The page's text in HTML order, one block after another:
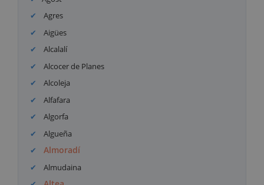
Agres
Aigües
Alcalalí
Alcocer de Planes
Alcoleja
Alfafara
Algorfa
Algueña
Almoradí
Almudaina